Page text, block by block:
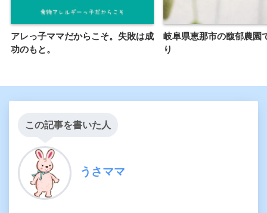
アレっ子ママだからこそ。失敗は成
功のもと。
岐阜県恵那市の馥郁農園
り
この記事を書いた人
うさママ